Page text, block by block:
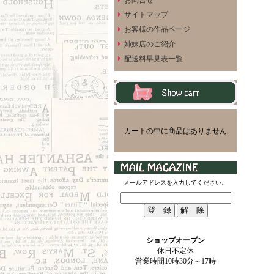
サイトマップ
お客様の作品ページ
姉妹店のご紹介
配送料早見表一覧
カートの中に商品はありません
メールアドレスを入力してください。
ショップオープン
休日不定休
営業時間10時30分～17時